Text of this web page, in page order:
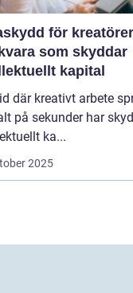
för
som skyddar
kapital
där kreativt arbete
på sekunder har
ka...
2025